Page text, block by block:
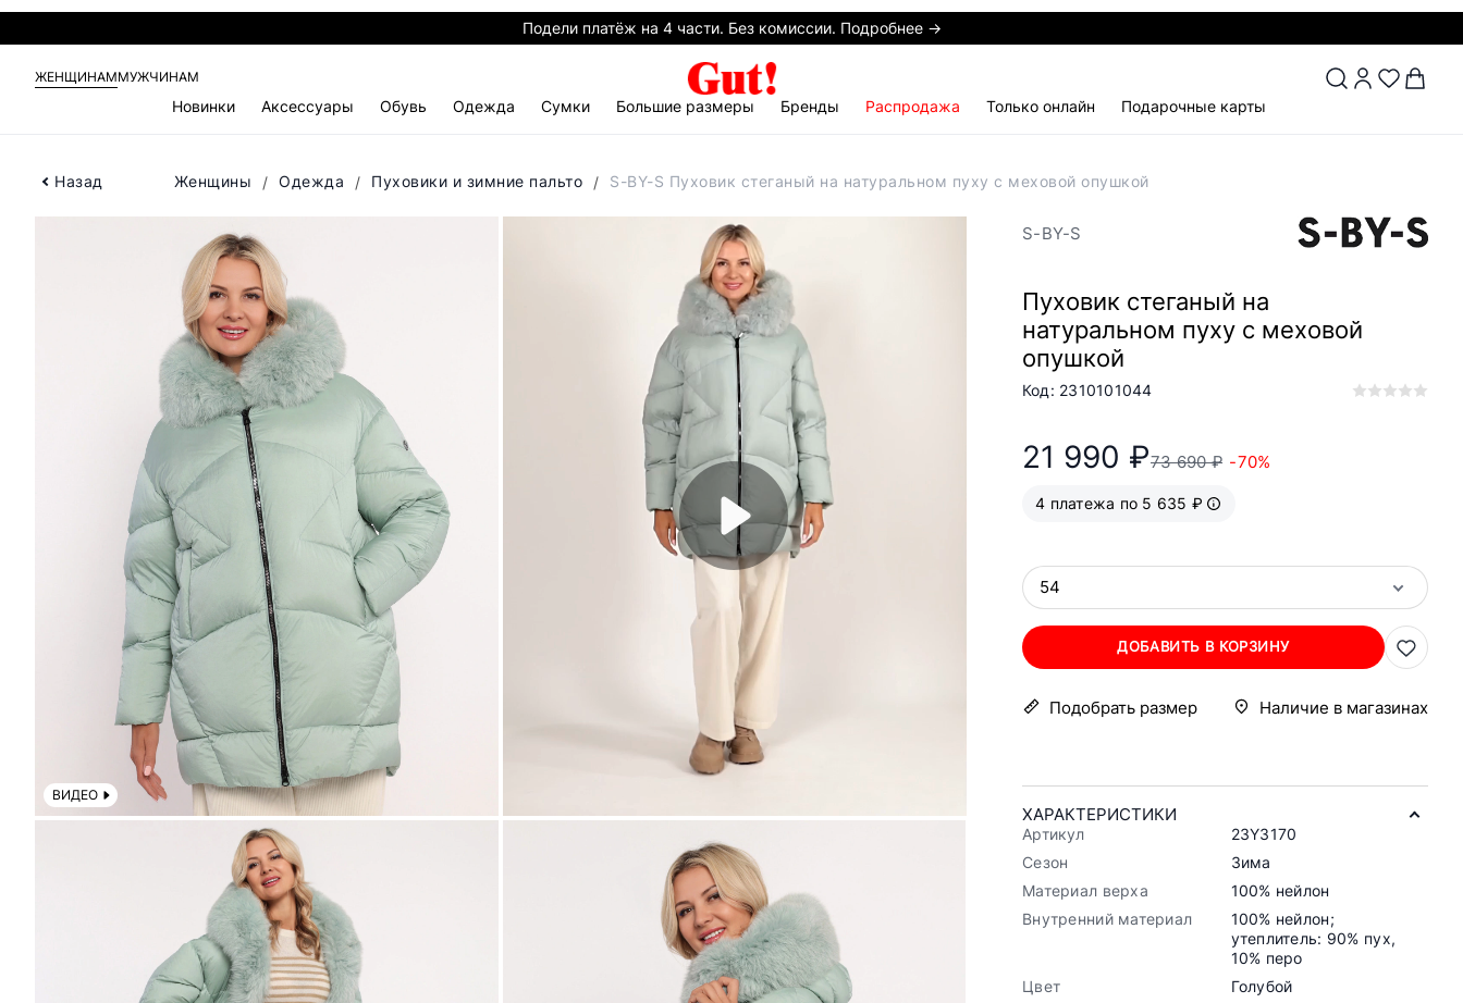
Подели платёж на 4 части. Без комиссии. Подробнее →
ЖЕНЩИНАММУЖЧИНАМ
Новинки Аксессуары Обувь Одежда Сумки Большие размеры Бренды Распродажа Только онлайн Подарочные карты
Назад Женщины Одежда Пуховики и зимние пальто S-BY-S Пуховик стеганый на натуральном пуху с меховой опушкой
ВИДЕО
S-BY-S
Пуховик стеганый на
натуральном пуху с меховой
опушкой
Код: 2310101044
21 990 ₽73 690 ₽ -70%
4 платежа по 5 635 ₽
54
ДОБАВИТЬ В КОРЗИНУ
Подобрать размер Наличие в магазинах
ХАРАКТЕРИСТИКИ
Артикул
23Y3170
Сезон
Зима
Материал верха
100% нейлон
Внутренний материал
100% нейлон;
утеплитель: 90% пух,
10% перо
Цвет
Голубой